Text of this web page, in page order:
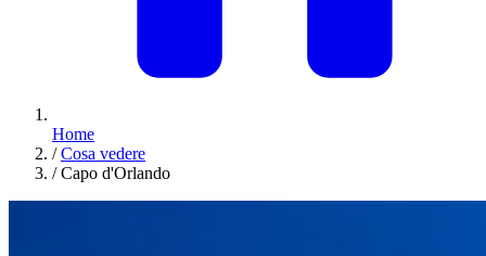
Home
/ Cosa vedere
/ Capo d'Orlando